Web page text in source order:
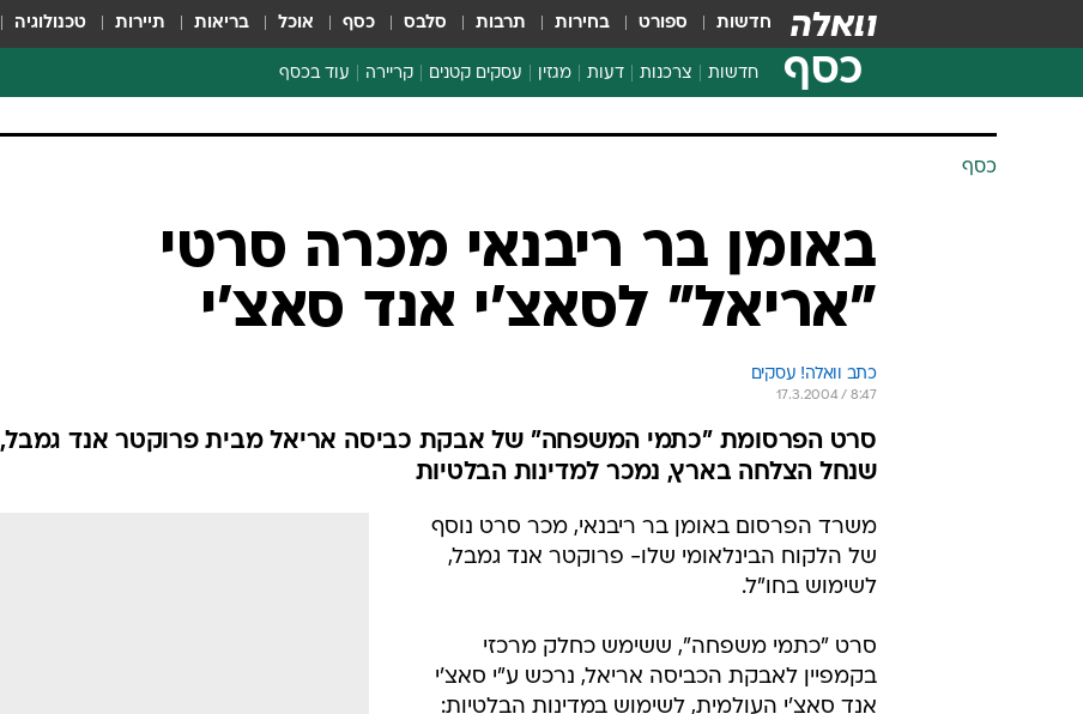
חדשות ספורט בחירות תרבות סלבס כסף אוכל בריאות תיירות טכנולוגיה
כסף חדשות צרכנות
צרכנות פיננסית
דעות מגזין עסקים קטנים קריירה עוד בכסף
ספורט ביזנס
כסף
באומן בר ריבנאי מכרה סרטי
"אריאל" לסאצ'י אנד סאצ'י
כתב וואלה! עסקים
17.3.2004 / 8:47
סרט הפרסומת "כתמי המשפחה" של אבקת כביסה אריאל מבית פרוקטר אנד גמבל,
שנחל הצלחה בארץ, נמכר למדינות הבלטיות
משרד הפרסום באומן בר ריבנאי, מכר סרט נוסף
של הלקוח הבינלאומי שלו- פרוקטר אנד גמבל,
לשימוש בחו"ל.
סרט "כתמי משפחה", ששימש כחלק מרכזי
בקמפיין לאבקת הכביסה אריאל, נרכש ע"י סאצ'י
אנד סאצ'י העולמית, לשימוש במדינות הבלטיות: